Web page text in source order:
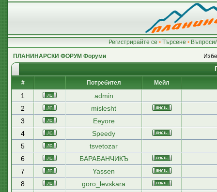
Регистрирайте се • Търсене •
ПЛАНИНАРСКИ ФОРУМ Форуми
# Потребител Мейл
1
admin
2
mislesht
3
Eeyore
4
Speedy
5
tsvetozar
6
БАРАБАНЧИКЪ
7
Yassen
8
goro_levskara